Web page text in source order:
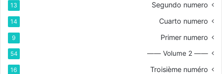
Segundo numero
13
Cuarto numero
14
Primer numero
9
—— Volume 2 ——
54
Troisième numéro
16